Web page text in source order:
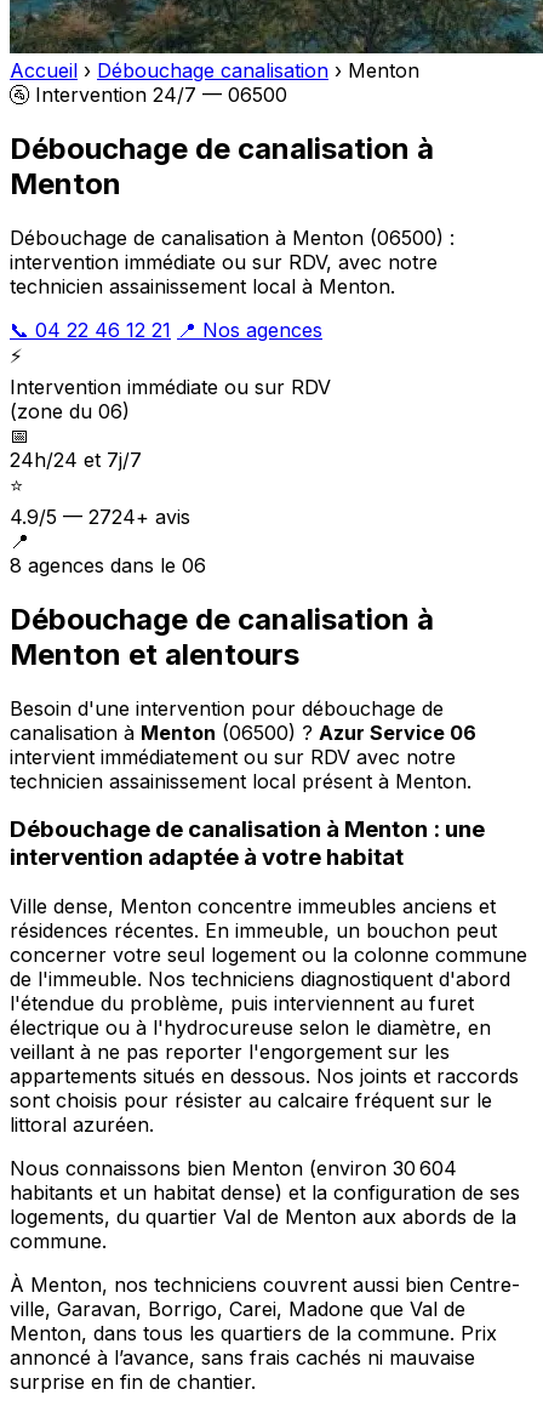
Accueil › Débouchage canalisation › Menton
🚰 Intervention 24/7 — 06500
Débouchage de canalisation à
Menton
Débouchage de canalisation à Menton (06500) :
intervention immédiate ou sur RDV, avec notre
technicien assainissement local à Menton.
📞 04 22 46 12 21 📍 Nos agences
⚡
Intervention immédiate ou sur RDV
(zone du 06)
📅
24h/24 et 7j/7
⭐
4.9/5 — 2724+ avis
📍
8 agences dans le 06
Débouchage de canalisation à
Menton et alentours
Besoin d'une intervention pour débouchage de
canalisation à Menton (06500) ? Azur Service 06
intervient immédiatement ou sur RDV avec notre
technicien assainissement local présent à Menton.
Débouchage de canalisation à Menton : une
intervention adaptée à votre habitat
Ville dense, Menton concentre immeubles anciens et
résidences récentes. En immeuble, un bouchon peut
concerner votre seul logement ou la colonne commune
de l'immeuble. Nos techniciens diagnostiquent d'abord
l'étendue du problème, puis interviennent au furet
électrique ou à l'hydrocureuse selon le diamètre, en
veillant à ne pas reporter l'engorgement sur les
appartements situés en dessous. Nos joints et raccords
sont choisis pour résister au calcaire fréquent sur le
littoral azuréen.
Nous connaissons bien Menton (environ 30 604
habitants et un habitat dense) et la configuration de ses
logements, du quartier Val de Menton aux abords de la
commune.
À Menton, nos techniciens couvrent aussi bien Centre-
ville, Garavan, Borrigo, Carei, Madone que Val de
Menton, dans tous les quartiers de la commune. Prix
annoncé à l’avance, sans frais cachés ni mauvaise
surprise en fin de chantier.